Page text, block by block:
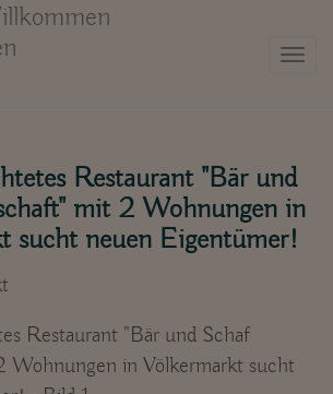
Restaurant "Bär und
mit 2 Wohnungen in
sucht neuen Eigentümer!